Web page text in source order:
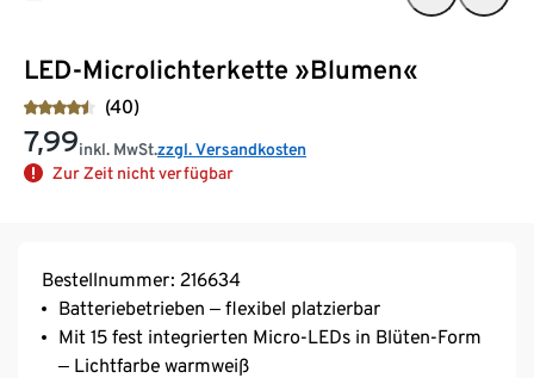
LED-Microlichterkette »Blumen«
(40)
7,99inkl. MwSt.zzgl. Versandkosten
Zur Zeit nicht verfügbar
Bestellnummer: 216634
Batteriebetrieben ‒ flexibel platzierbar
Mit 15 fest integrierten Micro-LEDs in Blüten-Form
‒ Lichtfarbe warmweiß